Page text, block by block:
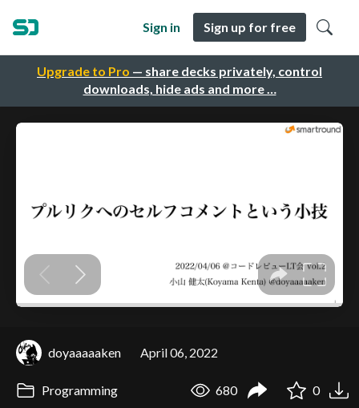
Upgrade to Pro — share decks privately, control
downloads, hide ads and more …
Sign in Sign up for free
doyaaaaaken April 06, 2022
Programming 680 0